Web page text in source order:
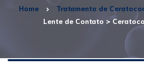
Home
Tratamento de
Lente de Contato >